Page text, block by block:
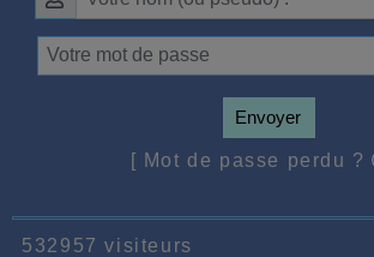
Envoyer
[ Mot de passe perdu ?
532957 visiteurs